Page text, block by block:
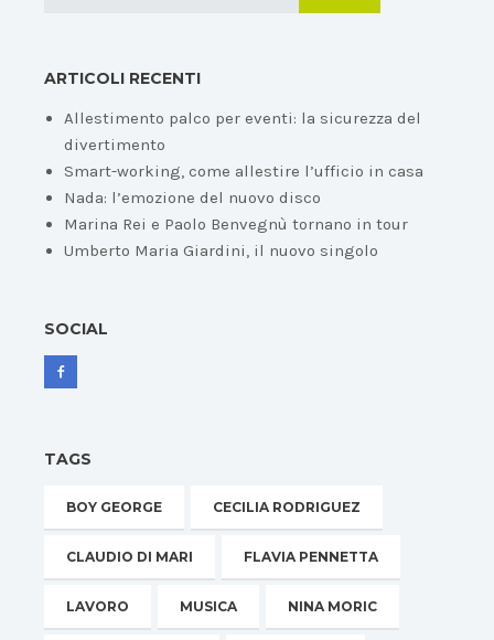
ARTICOLI RECENTI
Allestimento palco per eventi: la sicurezza del
divertimento
Smart-working, come allestire l’ufficio in casa
Nada: l’emozione del nuovo disco
Marina Rei e Paolo Benvegnù tornano in tour
Umberto Maria Giardini, il nuovo singolo
SOCIAL
TAGS
BOY GEORGE CECILIA RODRIGUEZ
CLAUDIO DI MARI FLAVIA PENNETTA
LAVORO MUSICA NINA MORIC